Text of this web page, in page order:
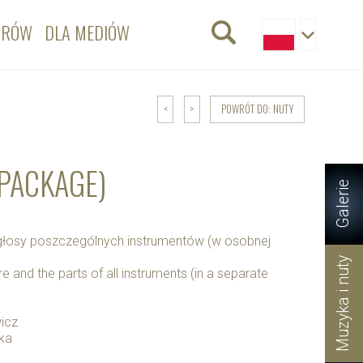
Galerie
Muzyka i nuty
DLA MEDIÓW
< > POWRÓT DO: NUTY
poszczególnych instrumentów (w osobnej
and the parts of all instruments (in a separate